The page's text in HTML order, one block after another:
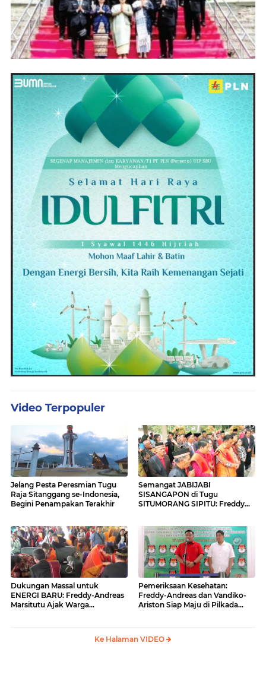
Video Terpopuler
Jelang Pesta Peresmian Tugu
Raja Sitanggang se-Indonesia,
Begini Penampakan Terakhir
Semangat JABIJABI
SISANGAPON di Tugu
SITUMORANG SIPITU: Freddy
Dukungan Massal untuk
ENERGI BARU: Freddy-Andreas
Marsitutu Ajak Warga
Pemeriksaan Kesehatan:
Freddy-Andreas dan Vandiko-
Ariston Siap Maju di Pilkada
Ke Halaman VIDEO